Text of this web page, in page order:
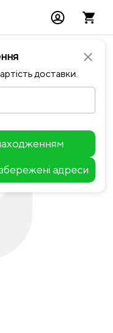
close
доставки.
адреси